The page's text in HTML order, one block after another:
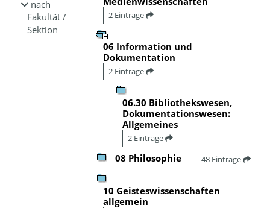
nach
Fakultät /
Sektion
2 Einträge
06 Information und
Dokumentation
2 Einträge
06.30 Bibliothekswesen,
Dokumentationswesen:
Allgemeines
2 Einträge
08 Philosophie 48 Einträge
10 Geisteswissenschaften
allgemein